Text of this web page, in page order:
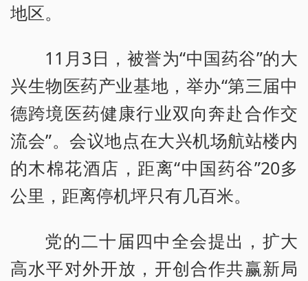
地区。
11月3日，被誉为“中国药谷”的大
兴生物医药产业基地，举办“第三届中
德跨境医药健康行业双向奔赴合作交
流会”。会议地点在大兴机场航站楼内
的木棉花酒店，距离“中国药谷”20多
公里，距离停机坪只有几百米。
党的二十届四中全会提出，扩大
高水平对外开放，开创合作共赢新局